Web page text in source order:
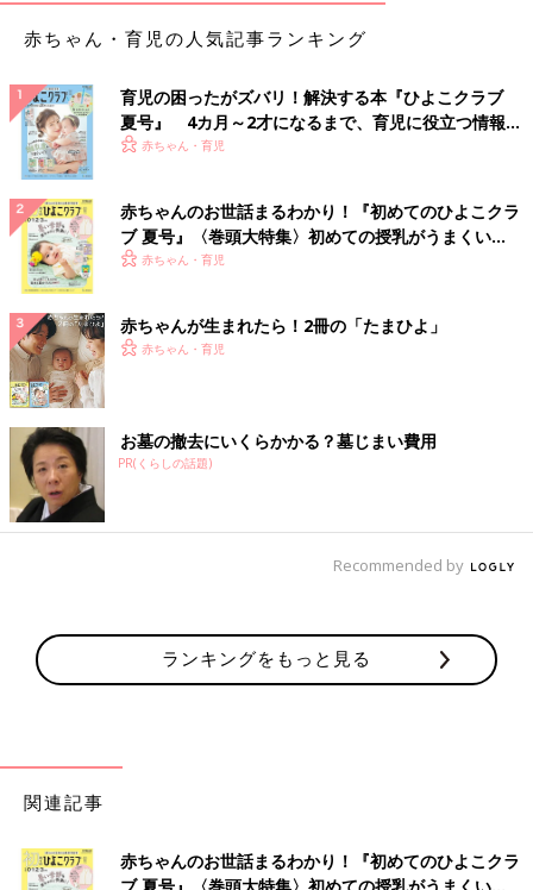
赤ちゃん・育児の人気記事ランキング
育児の困ったがズバリ！解決する本『ひよこクラブ
夏号』 4カ月～2才になるまで、育児に役立つ情報が
いっぱい！
赤ちゃん・育児
赤ちゃんのお世話まるわかり！『初めてのひよこクラ
ブ 夏号』〈巻頭大特集〉初めての授乳がうまくい
く！ おっぱい・ミルクの基本と夏のトラブル 解決テ
赤ちゃん・育児
赤ちゃんが生まれたら！2冊の「たまひよ」
赤ちゃん・育児
お墓の撤去にいくらかかる？墓じまい費用
PR(くらしの話題)
Recommended by
ランキングをもっと見る
関連記事
赤ちゃんのお世話まるわかり！『初めてのひよこクラ